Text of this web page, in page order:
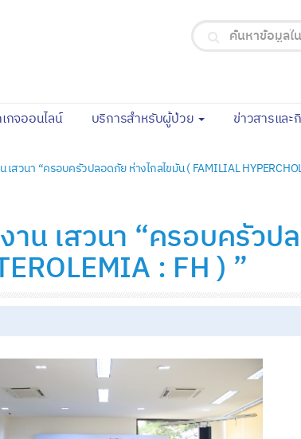
กจออนไลน์(current)บริการสำหรับผู้ป่วย ข่าวสารและ
เสวนา “ครอบครัวปลอดภัย ห่างไกลไขมัน ( FAMILIAL
าน เสวนา “ครอบครัวป
: FH ) ”